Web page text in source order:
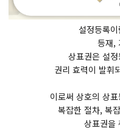
설정등록
등재,
상표권은 설
권리 효력이 발휘
이로써 상호의 상
복잡한 절차, 복
상표권을